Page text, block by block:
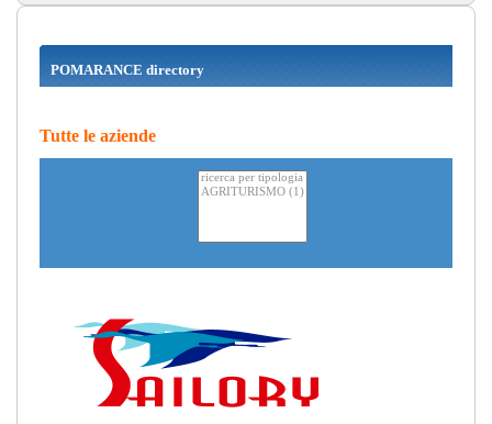
POMARANCE directory
Tutte le aziende